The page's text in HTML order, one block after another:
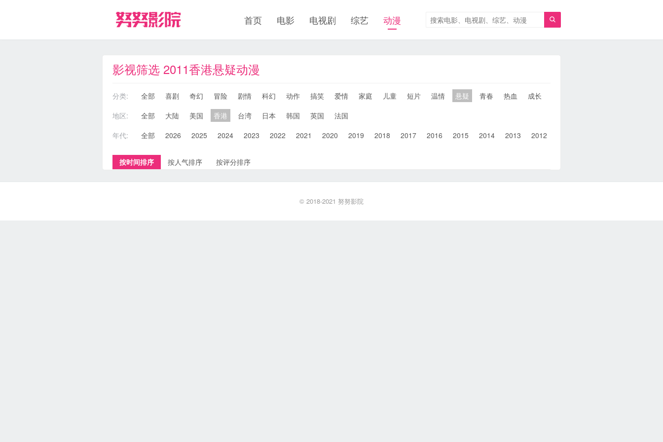

首页 电影 电视剧 综艺 动漫
影视筛选 2011香港悬疑动漫
分类: 全部 喜剧 奇幻 冒险 剧情 科幻 动作 搞笑 爱情 家庭 儿童 短片 温情 悬疑 青春 热血 成长
地区:
全部 大陆 美国 香港 台湾 日本 韩国 英国
法国
年代:
全部 2026 2025 2024 2023 2022 2021 2020 2019 2018 2017 2016 2015 2014 2013 2012
按时间排序 按人气排序 按评分排序
© 2018-2021 努努影院